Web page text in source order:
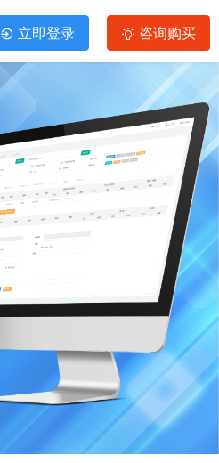
立即登录 咨询购买